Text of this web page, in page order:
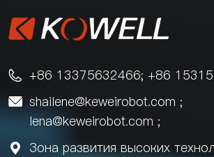
 +86 13375632466; +86
 shailene@keweirobot.com ;
lena@keweirobot.com ;

Зона развития высоких